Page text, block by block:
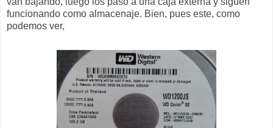
funcionando como almacenaje. Bien, pues este, como
podemos ver,